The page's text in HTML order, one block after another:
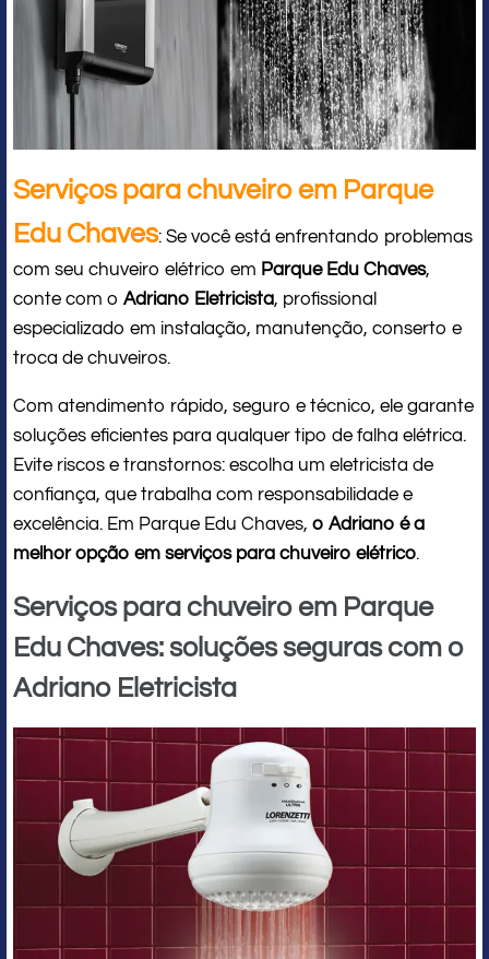
Serviços para chuveiro em Parque
Edu Chaves: Se você está enfrentando problemas
com seu chuveiro elétrico em Parque Edu Chaves,
conte com o Adriano Eletricista, profissional
especializado em instalação, manutenção, conserto e
troca de chuveiros.
Com atendimento rápido, seguro e técnico, ele garante
soluções eficientes para qualquer tipo de falha elétrica.
Evite riscos e transtornos: escolha um eletricista de
confiança, que trabalha com responsabilidade e
excelência. Em Parque Edu Chaves, o Adriano é a
melhor opção em serviços para chuveiro elétrico.
Serviços para chuveiro em Parque
Edu Chaves: soluções seguras com o
Adriano Eletricista